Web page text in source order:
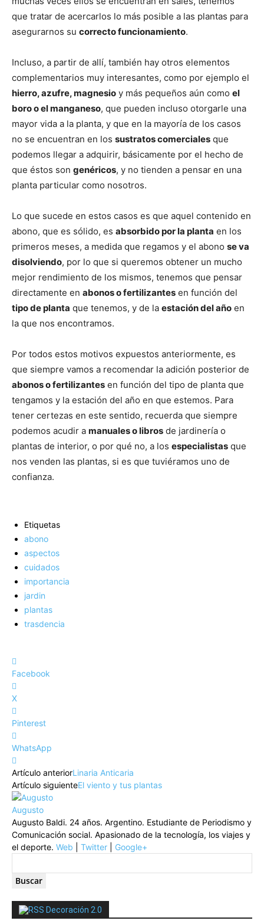
que tratar de acercarlos lo más posible a las plantas para
asegurarnos su correcto funcionamiento.
Incluso, a partir de allí, también hay otros elementos
complementarios muy interesantes, como por ejemplo el
hierro, azufre, magnesio y más pequeños aún como el
boro o el manganeso, que pueden incluso otorgarle una
mayor vida a la planta, y que en la mayoría de los casos
no se encuentran en los sustratos comerciales que
podemos llegar a adquirir, básicamente por el hecho de
que éstos son genéricos, y no tienden a pensar en una
planta particular como nosotros.
Lo que sucede en estos casos es que aquel contenido en
abono, que es sólido, es absorbido por la planta en los
primeros meses, a medida que regamos y el abono se va
disolviendo, por lo que si queremos obtener un mucho
mejor rendimiento de los mismos, tenemos que pensar
directamente en abonos o fertilizantes en función del
tipo de planta que tenemos, y de la estación del año en
la que nos encontramos.
Por todos estos motivos expuestos anteriormente, es
que siempre vamos a recomendar la adición posterior de
abonos o fertilizantes en función del tipo de planta que
tengamos y la estación del año en que estemos. Para
tener certezas en este sentido, recuerda que siempre
podemos acudir a manuales o libros de jardinería o
plantas de interior, o por qué no, a los especialistas que
nos venden las plantas, si es que tuviéramos uno de
confianza.
Etiquetas
abono
aspectos
cuidados
importancia
jardin
plantas
trasdencia
Facebook
X
Pinterest
WhatsApp
Artículo anteriorLinaria Anticaria
Artículo siguienteEl viento y tus plantas
Augusto
Augusto Baldi. 24 años. Argentino. Estudiante de Periodismo y
Comunicación social. Apasionado de la tecnología, los viajes y
el deporte. Web Twitter Google+
Decoración 2.0